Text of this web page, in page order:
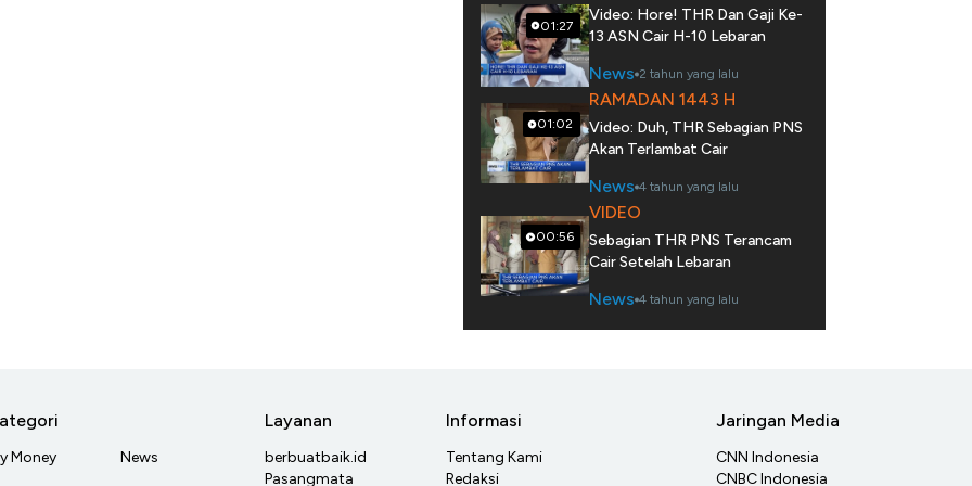
01:27
Video: Hore! THR Dan Gaji Ke-
13 ASN Cair H-10 Lebaran
News 2 tahun yang lalu
01:02
RAMADAN 1443 H
Video: Duh, THR Sebagian PNS
Akan Terlambat Cair
News 4 tahun yang lalu
00:56
VIDEO
Sebagian THR PNS Terancam
Cair Setelah Lebaran
News 4 tahun yang lalu
Money
News
Layanan
berbuatbaik.id
Pasangmata
Informasi
Tentang Kami
Redaksi
Jaringan Media
CNN Indonesia
CNBC Indonesia